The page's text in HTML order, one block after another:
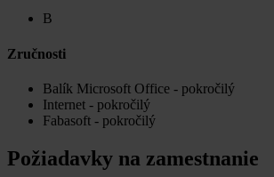
B
Zručnosti
Balík Microsoft Office - pokročilý
Internet - pokročilý
Fabasoft - pokročilý
Požiadavky na zamestnanie